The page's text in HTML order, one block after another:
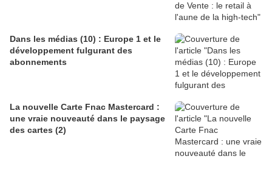
Dans les médias (10) : Europe 1 et le
développement fulgurant des
abonnements
La nouvelle Carte Fnac Mastercard :
une vraie nouveauté dans le paysage
des cartes (2)